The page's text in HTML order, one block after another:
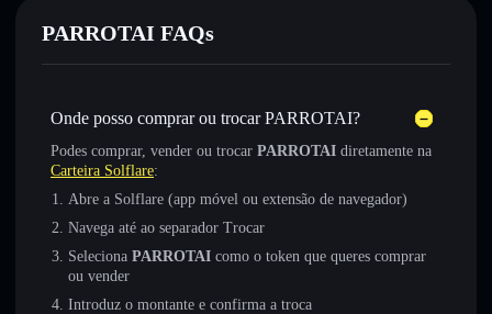
PARROTAI FAQs
Onde posso comprar ou trocar PARROTAI?
Podes comprar, vender ou trocar PARROTAI diretamente na
Carteira Solflare:
Abre a Solflare (app móvel ou extensão de navegador)
Navega até ao separador Trocar
Seleciona PARROTAI como o token que queres comprar
ou vender
Introduz o montante e confirma a troca